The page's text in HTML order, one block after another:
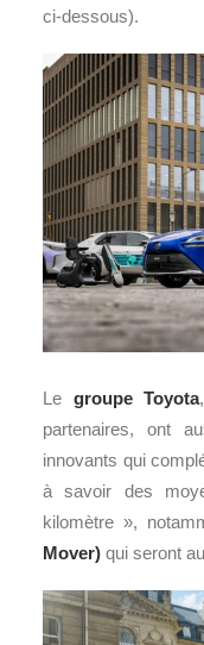
ci-dessous).
Le groupe Toyota
partenaires, ont
innovants qui
à savoir des
kilomètre »,
Mover) qui seront